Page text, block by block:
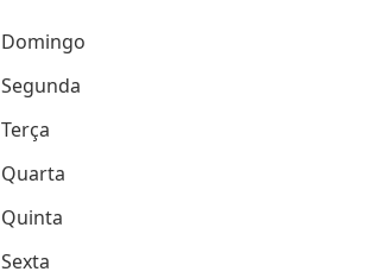
Domingo
Segunda
Terça
Quarta
Quinta
Sexta